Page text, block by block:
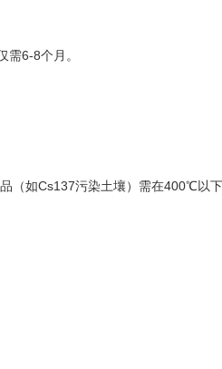
6-8个月。
如Cs137污染土壤）需在400℃以